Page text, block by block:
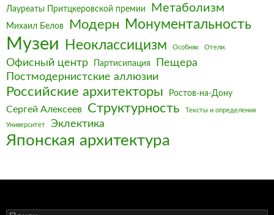
Лауреаты Притцкеровской премии
Метаболизм
Михаил Белов Модерн Монументальность
Музеи Неоклассицизм Особняк Отели.
Офисный центр Партисипация
Пещера
Постмодернистские аллюзии
Российские архитекторы Ростов-на-Дону
Сергей Алексеев Структурность Тексты и определения
Университет Эклектика
Японская архитектура